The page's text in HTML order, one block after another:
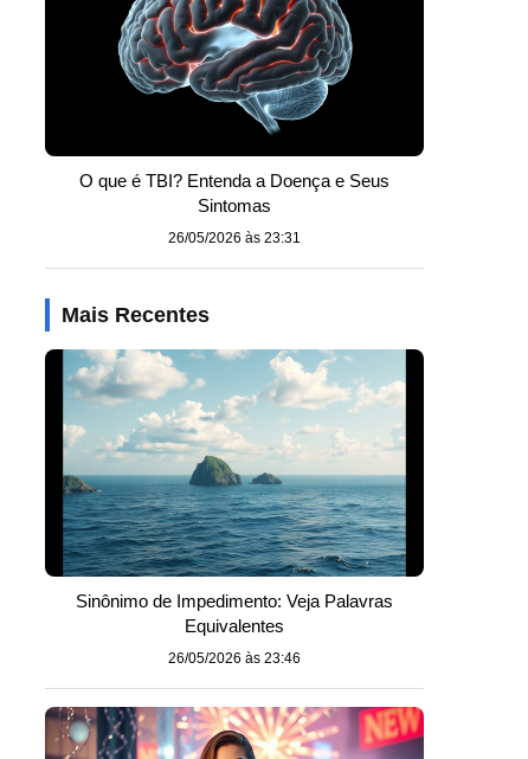
O que é TBI? Entenda a Doença e Seus
Sintomas
26/05/2026 às 23:31
Mais Recentes
Sinônimo de Impedimento: Veja Palavras
Equivalentes
26/05/2026 às 23:46